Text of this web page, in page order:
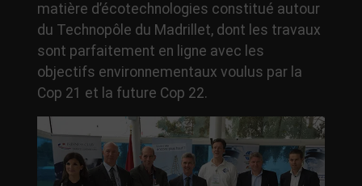
matière d’écotechnologies constitué autour
du Technopôle du Madrillet, dont les travaux
sont parfaitement en ligne avec les
objectifs environnementaux voulus par la
Cop 21 et la future Cop 22.